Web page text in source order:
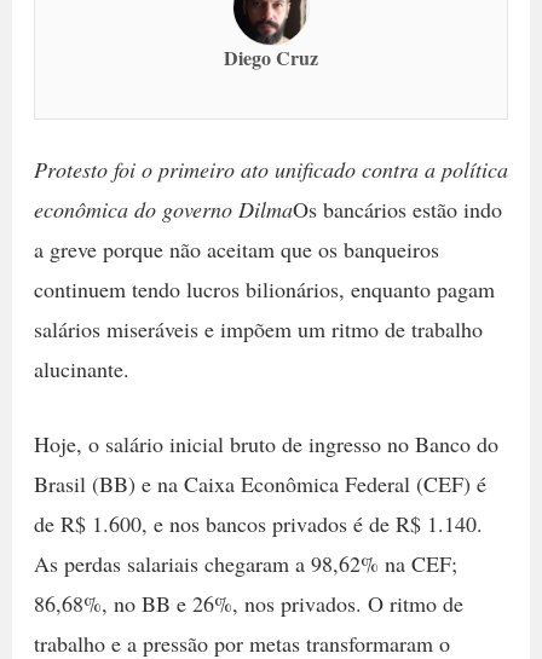
Diego Cruz
Protesto foi o primeiro ato unificado contra a política
econômica do governo DilmaOs bancários estão indo
a greve porque não aceitam que os banqueiros
continuem tendo lucros bilionários, enquanto pagam
salários miseráveis e impõem um ritmo de trabalho
alucinante.
Hoje, o salário inicial bruto de ingresso no Banco do
Brasil (BB) e na Caixa Econômica Federal (CEF) é
de R$ 1.600, e nos bancos privados é de R$ 1.140.
As perdas salariais chegaram a 98,62% na CEF;
86,68%, no BB e 26%, nos privados. O ritmo de
trabalho e a pressão por metas transformaram o